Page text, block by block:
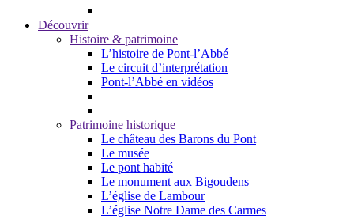
Découvrir
Histoire & patrimoine
L’histoire de Pont-l’Abbé
Le circuit d’interprétation
Pont-l’Abbé en vidéos
Patrimoine historique
Le château des Barons du Pont
Le musée
Le pont habité
Le monument aux Bigoudens
L’église de Lambour
L’église Notre Dame des Carmes